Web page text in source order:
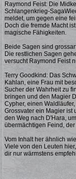
Raymond Feist: Die
Schlangenkrieg-
meldet, um gegen eine
Doch die fremde Macht
magische Fähigkeiten.
Beide Sagen sind
Die restlichen Sagen
versucht Raymond Feist
Terry Goodkind: Das
Kahlan, eine Frau mit
Sucher der Wahrheit zu
bringen und den Magier
Cypher, einen
Grossvater ein Magier ist
den Weg nach D'Hara,
übermächtigen Feind,
Vom Inhalt her ähnlich
Viele von den Leuten
dir nur wärmstens